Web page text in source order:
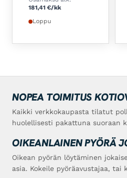
181,41 €/kk
Loppu
NOPEA TOIMITUS
Kaikki verkkokaupasta tilatut
huolellisesti pakattuna suoraan
OIKEANLAINEN PYÖRÄ
Oikean pyörän löytäminen
asia. Kokeile pyöräavustajaa, tai